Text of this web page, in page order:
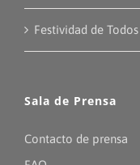
Festividad de
Sala de Prensa
Contacto de prensa